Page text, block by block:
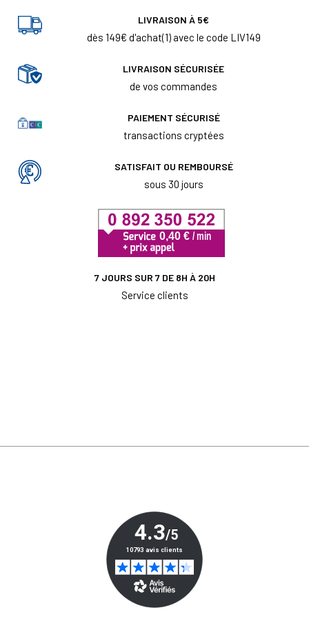
LIVRAISON À 5€
dès 149€ d'achat(1) avec le code LIV149
LIVRAISON SÉCURISÉE
de vos commandes
PAIEMENT SÉCURISÉ
transactions cryptées
SATISFAIT OU REMBOURSÉ
sous 30 jours
7 JOURS SUR 7 DE 8H À 20H
Service clients